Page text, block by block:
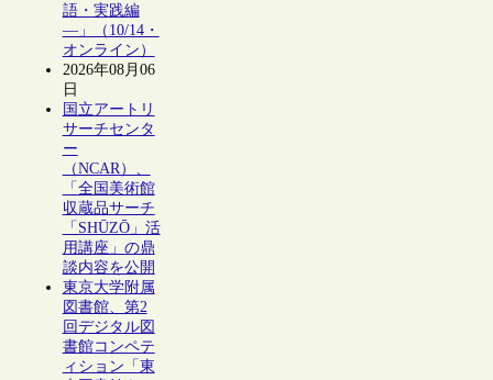
語・実践編
―」（10/14・
オンライン）
2026年08月06
日
国立アートリ
サーチセンタ
ー
（NCAR）、
「全国美術館
収蔵品サーチ
「SHŪZŌ」活
用講座」の鼎
談内容を公開
東京大学附属
図書館、第2
回デジタル図
書館コンペテ
ィション「東